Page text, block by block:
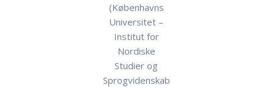
(Københavns
Universitet –
Institut for
Nordiske
Studier og
Sprogvidenskab